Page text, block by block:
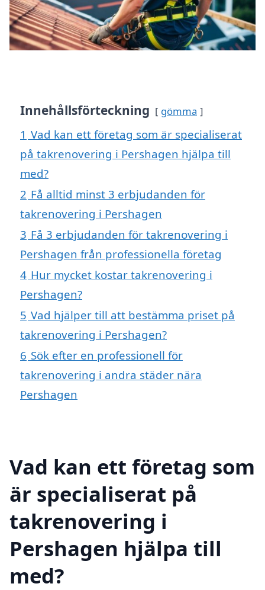
Innehållsförteckning gömma
1 Vad kan ett företag som är specialiserat
på takrenovering i Pershagen hjälpa till
med?
2 Få alltid minst 3 erbjudanden för
takrenovering i Pershagen
3 Få 3 erbjudanden för takrenovering i
Pershagen från professionella företag
4 Hur mycket kostar takrenovering i
Pershagen?
5 Vad hjälper till att bestämma priset på
takrenovering i Pershagen?
6 Sök efter en professionell för
takrenovering i andra städer nära
Pershagen
Vad kan ett företag som
är specialiserat på
takrenovering i
Pershagen hjälpa till
med?